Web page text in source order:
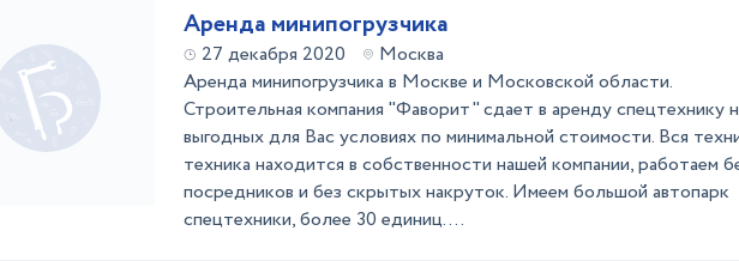
Аренда минипогрузчика
27 декабря 2020
Москва
Аренда минипогрузчика в Москве и Московской области.
Строительная компания "Фаворит" сдает в аренду спецтехнику
выгодных для Вас условиях по минимальной стоимости. Вся
техника находится в собственности нашей компании, работаем
посредников и без скрытых накруток. Имеем большой автопарк
спецтехники, более 30 единиц. ...